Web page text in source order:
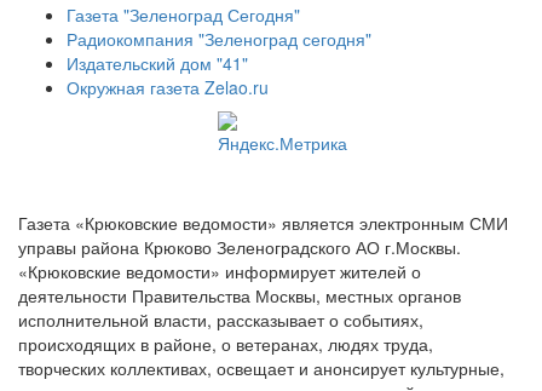
Газета "Зеленоград Сегодня"
Радиокомпания "Зеленоград сегодня"
Издательский дом "41"
Окружная газета Zelao.ru
Газета «Крюковские ведомости» является электронным СМИ
управы района Крюково Зеленоградского АО г.Москвы.
«Крюковские ведомости» информирует жителей о
деятельности Правительства Москвы, местных органов
исполнительной власти, рассказывает о событиях,
происходящих в районе, о ветеранах, людях труда,
творческих коллективах, освещает и анонсирует культурные,